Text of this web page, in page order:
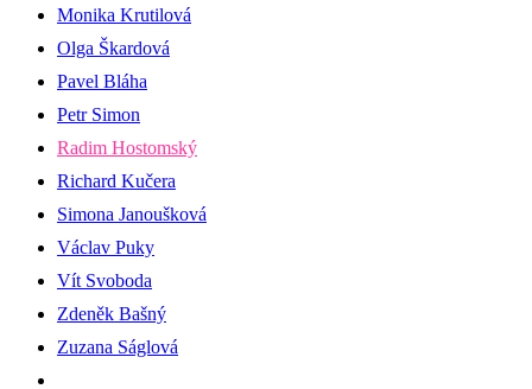
Monika Krutilová
Olga Škardová
Pavel Bláha
Petr Simon
Radim Hostomský
Richard Kučera
Simona Janoušková
Václav Puky
Vít Svoboda
Zdeněk Bašný
Zuzana Ságlová